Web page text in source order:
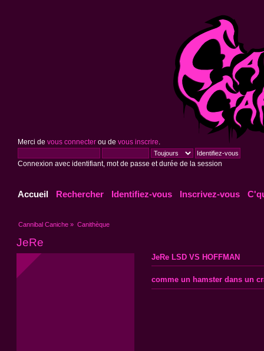
Merci de vous connecterou de vous inscrire
Connexion avec identifiant, mot de passe et durée de la session
Accueil Rechercher Identifiez-vous Inscrivez-vous
Cannibal Caniche » Canithèque
JeRe
JeRe LSD VS HOFFMAN
comme un hamster dans un